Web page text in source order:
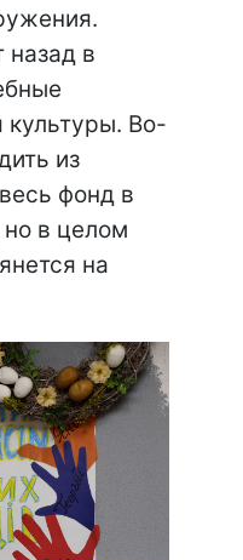
в
культуры. Во-
из
фонд в
в целом
на